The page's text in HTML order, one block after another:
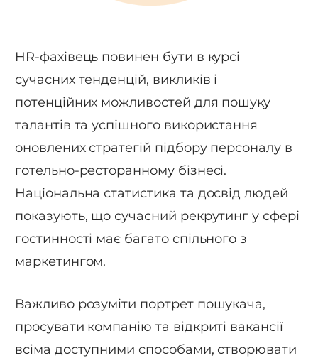
HR-фахівець повинен бути в курсі
сучасних тенденцій, викликів і
потенційних можливостей для пошуку
талантів та успішного використання
оновлених стратегій підбору персоналу в
готельно-ресторанному бізнесі.
Національна статистика та досвід людей
показують, що сучасний рекрутинг у сфері
гостинності має багато спільного з
маркетингом.
Важливо розуміти портрет пошукача,
просувати компанію та відкриті вакансії
всіма доступними способами, створювати